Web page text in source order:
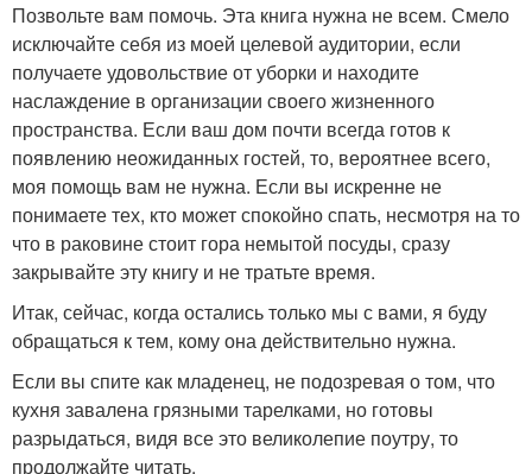
Позвольте вам помочь. Эта книга нужна не всем. Смело
исключайте себя из моей целевой аудитории, если
получаете удовольствие от уборки и находите
наслаждение в организации своего жизненного
пространства. Если ваш дом почти всегда готов к
появлению неожиданных гостей, то, вероятнее всего,
моя помощь вам не нужна. Если вы искренне не
понимаете тех, кто может спокойно спать, несмотря на то
что в раковине стоит гора немытой посуды, сразу
закрывайте эту книгу и не тратьте время.
Итак, сейчас, когда остались только мы с вами, я буду
обращаться к тем, кому она действительно нужна.
Если вы спите как младенец, не подозревая о том, что
кухня завалена грязными тарелками, но готовы
разрыдаться, видя все это великолепие поутру, то
продолжайте читать.